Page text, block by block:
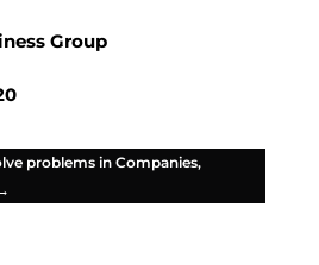
Group
problems in Companies,